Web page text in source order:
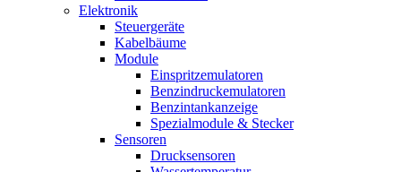
Elektronik
Steuergeräte
Kabelbäume
Module
Einspritzemulatoren
Benzindruckemulatoren
Benzintankanzeige
Spezialmodule & Stecker
Sensoren
Drucksensoren